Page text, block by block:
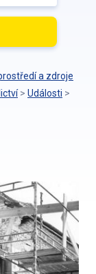
a zdroje
> Události >